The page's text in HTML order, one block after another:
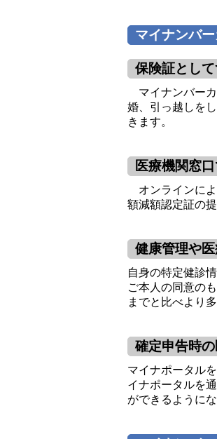
マイナンバ
保険証とし
マイナンバーカ
婚、引っ越しを
きます。
医療機関窓
オンラインによ
額減額認定証の
健康管理や
自身の特定健診
ご本人の同意の
までと比べより
確定申告時
マイナポータル
イナポータルを
ができるように